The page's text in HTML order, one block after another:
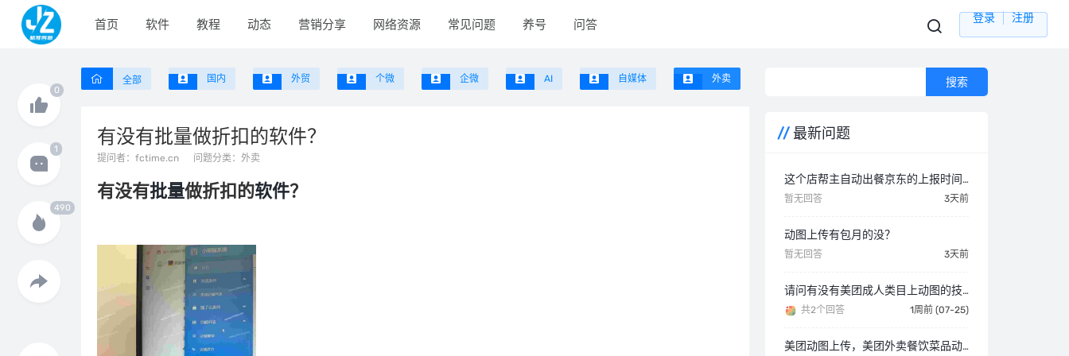
首页 软件 教程 动态 营销分享 网络资源 常见问题 养号 问答 登录 注册
全部 国内 外贸 个微 企微 AI 自媒体 外卖
有没有批量做折扣的软件？
提问者： fctime.cn 问题分类： 外卖
有没有批量做折扣的软件？
最新问题
这个店帮主自动出餐京东的上报时间咋都一样啊？
暂无回答 3天前
动图上传有包月的没？
暂无回答 3天前
请问有没有美团成人类目上动图的技术啊？
共2个回答 1周前 (07-25)
美团动图上传，美团外卖餐饮菜品动图，用什么软件？